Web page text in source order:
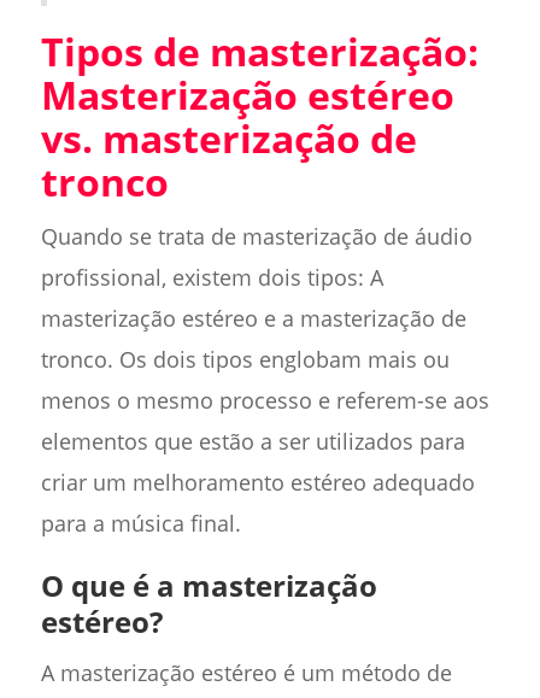
Tipos de masterização:
Masterização estéreo
vs. masterização de
tronco
Quando se trata de masterização de áudio
profissional, existem dois tipos: A
masterização estéreo e a masterização de
tronco. Os dois tipos englobam mais ou
menos o mesmo processo e referem-se aos
elementos que estão a ser utilizados para
criar um melhoramento estéreo adequado
para a música final.
O que é a masterização
estéreo?
A masterização estéreo é um método de